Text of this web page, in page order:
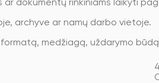
ar dokumentų rinkiniams laikyti
archyve ar namų darbo vietoje.
medžiagą, uždarymo